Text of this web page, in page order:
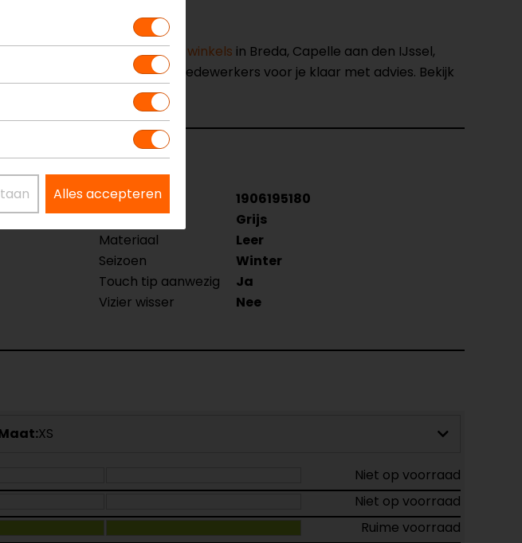
kom langs in één vanonze winkels in Breda, Capelle aan den IJssel,
en staan onze verkoopmedewerkers voor je klaar met advies. Bekijk
Model
1906195180
Kleur
Grijs
Materiaal
Leer
Seizoen
Winter
Touch tip aanwezig
Ja
Vizier wisser
Nee
XS
Niet op voorraad
Niet op voorraad
Ruime voorraad
Alles accepteren